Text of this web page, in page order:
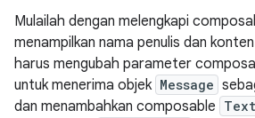
Mulailah dengan melengkapi
menampilkan nama penulis dan
harus mengubah parameter
untuk menerima objek Message
dan menambahkan composable Text